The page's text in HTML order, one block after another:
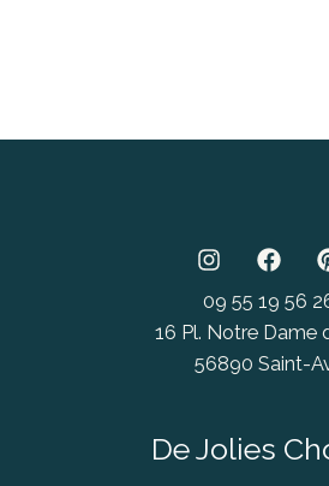
09 55 19 56
16 Pl. Notre Dame
56890 Saint-
De Jolies